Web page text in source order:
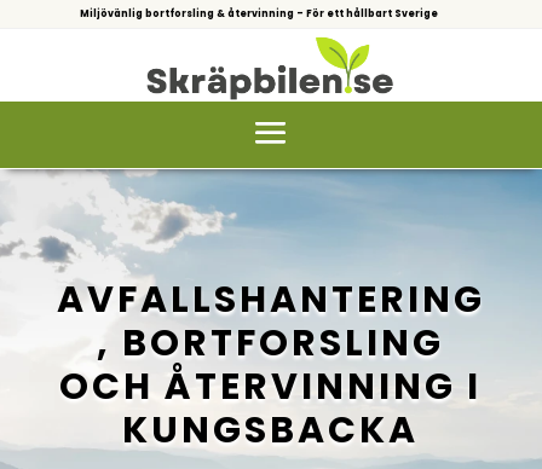
Miljövänlig bortforsling & återvinning – För ett hållbart Sverige
AVFALLSHANTERING
, BORTFORSLING
OCH ÅTERVINNING I
KUNGSBACKA